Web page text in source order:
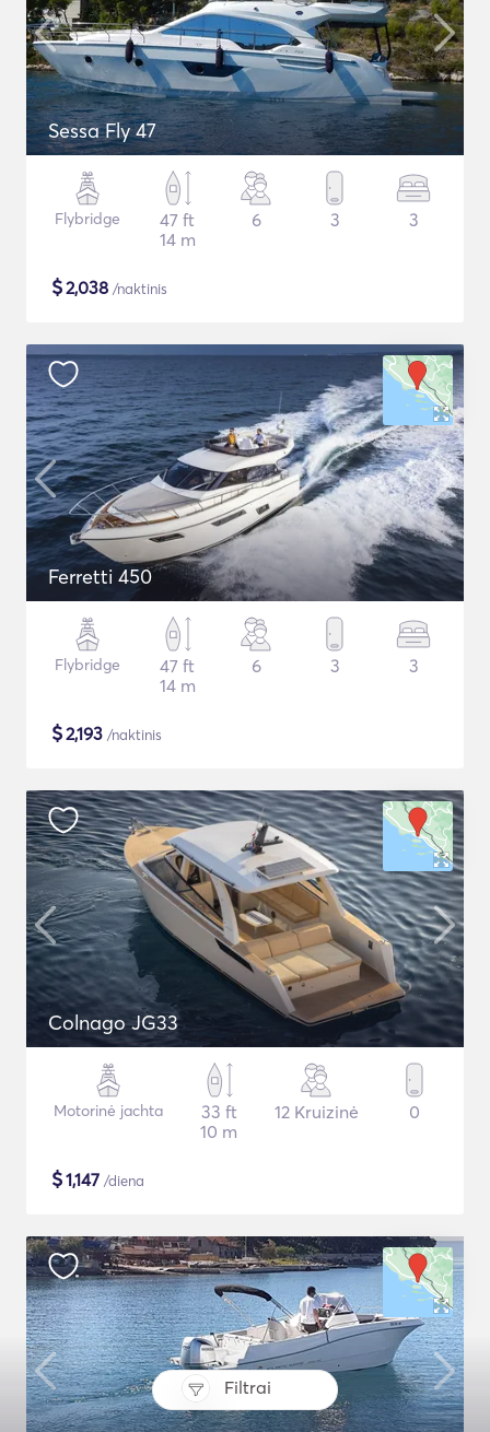
Filtrai
Sessa Fly 47
Flybridge
47 ft
14 m
6 3 3
$2,038 /naktinis
Ferretti 450
Flybridge
47 ft
14 m
6 3 3
$2,193 /naktinis
Colnago JG33
Motorinė jachta
33 ft
10 m
12 Kruizinė 0
$1,147 /diena